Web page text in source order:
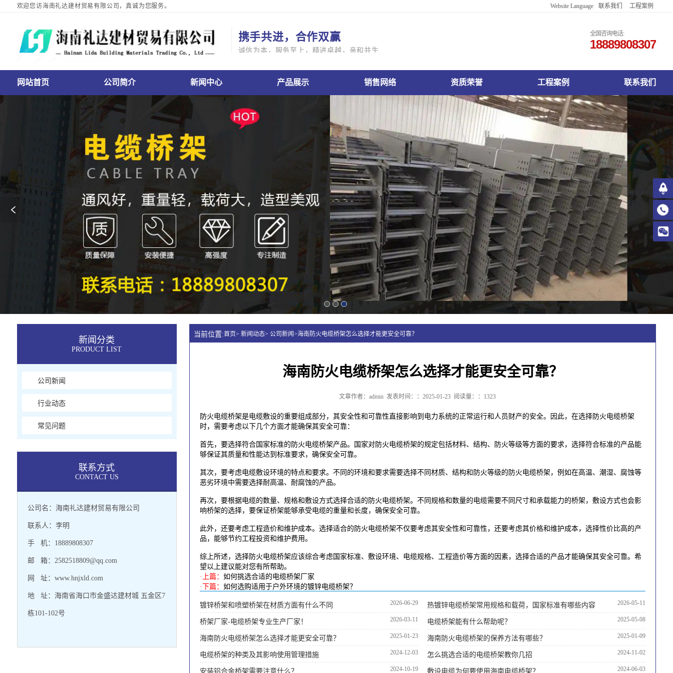
欢迎您访海南礼达建材贸易有限公司，真诚为您服务。
Website Language
日本語
Español
Deutsch
اللغة العربية
Việt Nam
联系我们 工程案例
携手共进，合作双赢
诚信为本，服务至上，精进卓越，亲和共生
全国咨询电话:
18889808307
网站首页 公司简介 新闻中心 产品展示 销售网络 资质荣誉 工程案例 联系我们
新闻分类
PRODUCT LIST
公司新闻
行业动态
常见问题
联系方式
CONTACT US
公司名：海南礼达建材贸易有限公司
联系人：李明
手 机：18889808307
邮 箱：2582518809@qq.com
网 址：www.hnjxld.com
地 址：海南省海口市金盛达建材城 五金区7
栋101-102号
当前位置:首页> 新闻动态> 公司新闻>海南防火电缆桥架怎么选择才能更安全可靠？
海南防火电缆桥架怎么选择才能更安全可靠？
文章作者：admin 发表时间：：2025-01-23 阅读量：：1323
防火电缆桥架是电缆敷设的重要组成部分，其安全性和可靠性直接影响到电力系统的正常运行和人员财产的安全。因此，在选择防火电缆桥架
时，需要考虑以下几个方面才能确保其安全可靠：
首先，要选择符合国家标准的防火电缆桥架产品。国家对防火电缆桥架的规定包括材料、结构、防火等级等方面的要求，选择符合标准的产品能
够保证其质量和性能达到标准要求，确保安全可靠。
其次，要考虑电缆敷设环境的特点和要求。不同的环境和要求需要选择不同材质、结构和防火等级的防火电缆桥架，例如在高温、潮湿、腐蚀等
恶劣环境中需要选择耐高温、耐腐蚀的产品。
再次，要根据电缆的数量、规格和敷设方式选择合适的防火电缆桥架。不同规格和数量的电缆需要不同尺寸和承载能力的桥架，敷设方式也会影
响桥架的选择，要保证桥架能够承受电缆的重量和长度，确保安全可靠。
此外，还要考虑工程造价和维护成本。选择适合的防火电缆桥架不仅要考虑其安全性和可靠性，还要考虑其价格和维护成本，选择性价比高的产
品，能够节约工程投资和维护费用。
综上所述，选择防火电缆桥架应该综合考虑国家标准、敷设环境、电缆规格、工程造价等方面的因素，选择合适的产品才能确保其安全可靠。希
望以上建议能对您有所帮助。
·上篇：如何挑选合适的电缆桥架厂家
·下篇：如何选购适用于户外环境的镀锌电缆桥架？
镀锌桥架和喷塑桥架在材质方面有什么不同 2026-06-29 热镀锌电缆桥架常用规格和载荷，国家标准有哪些内容 2026-05-11
桥架厂家-电缆桥架专业生产厂家！ 2026-03-11 电缆桥架能有什么帮助呢？ 2025-05-08
海南防火电缆桥架怎么选择才能更安全可靠？ 2025-01-23 海南防火电缆桥架的保养方法有哪些？ 2025-01-09
电缆桥架的种类及其影响使用管理措施 2024-12-03 怎么挑选合适的电缆桥架教你几招 2024-11-02
安装铝合金桥架需要注意什么？ 2024-10-19 敷设电缆为何要使用海南电缆桥架？ 2024-06-03